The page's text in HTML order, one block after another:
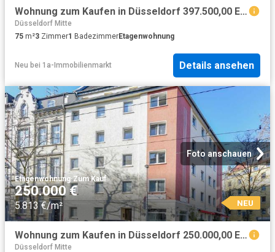
Wohnung zum Kaufen in Düsseldorf 397.500,00 EUR 75 m²
Düsseldorf Mitte
75 m²3 Zimmer1 BadezimmerEtagenwohnung
Neu bei 1a-Immobilienmarkt Details ansehen
Foto anschauen
Etagenwohnung·Zum Kauf
250.000 €
5.813 €/m² NEU
Wohnung zum Kaufen in Düsseldorf 250.000,00 EUR 43.76 m²
Düsseldorf Mitte